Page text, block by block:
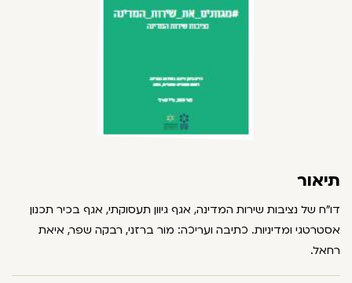
תיאור
דו"ח של נציבות שירות המדינה, אגף גיוון תעסוקתי, אגף בכיר תכנון
אסטרטגי ומדיניות. כתיבה ועריכה: מור ברזני, רבקה שפר, איאת
רחאל.